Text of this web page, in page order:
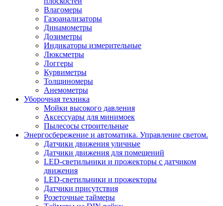
Влагомеры
Газоанализаторы
Динамометры
Дозиметры
Индикаторы измерительные
Люксметры
Логгеры
Курвиметры
Толщиномеры
Анемометры
Уборочная техника
Мойки высокого давления
Аксессуары для минимоек
Пылесосы строительные
Энергосбережение и автоматика. Управление светом.
Датчики движения уличные
Датчики движения для помещений
LED-светильники и прожекторы с датчиком
движения
LED-светильники и прожекторы
Датчики присутствия
Розеточные таймеры